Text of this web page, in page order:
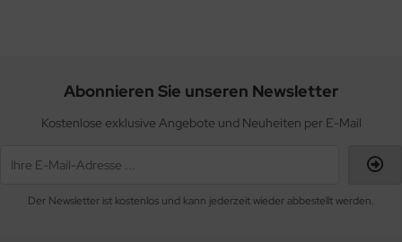
Abonnieren Sie unseren Newsletter
Kostenlose exklusive Angebote und Neuheiten per E-Mail
Der Newsletter ist kostenlos und kann jederzeit wieder abbestellt werden.